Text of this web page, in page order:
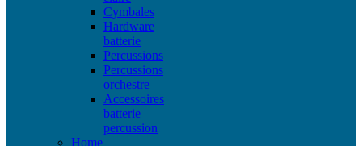
Cymbales
Hardware
batterie
Percussions
Percussions
orchestre
Accessoires
batterie
percussion
Home